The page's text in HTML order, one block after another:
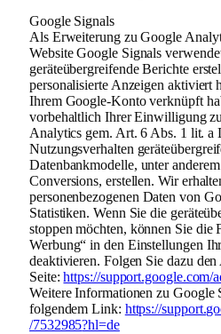
Google Signals
Als Erweiterung zu Google
Website Google Signals
geräteübergreifende Berichte
personalisierte Anzeigen aktiviert
Ihrem Google-Konto verknüpft
vorbehaltlich Ihrer Einwilligung
Analytics gem. Art. 6 Abs. 1 lit.
Nutzungsverhalten
Datenbankmodelle, unter
Conversions, erstellen. Wir
personenbezogenen Daten von
Statistiken. Wenn Sie die
stoppen möchten, können Sie die
Werbung“ in den Einstellungen
deaktivieren. Folgen Sie dazu
Seite:https://support.google.com/
Weitere Informationen zu Google
folgendem Link: https://
/7532985?hl=de